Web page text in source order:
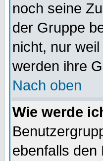
noch seine
der Gruppe
nicht, nur
werden ihre
Nach oben
Wie werde
ebenfalls den